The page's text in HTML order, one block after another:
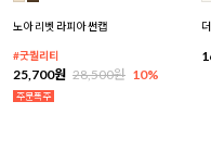
노아 리벳 라피아 썬캡
#굿퀄리티
25,700원 28,500원 10%